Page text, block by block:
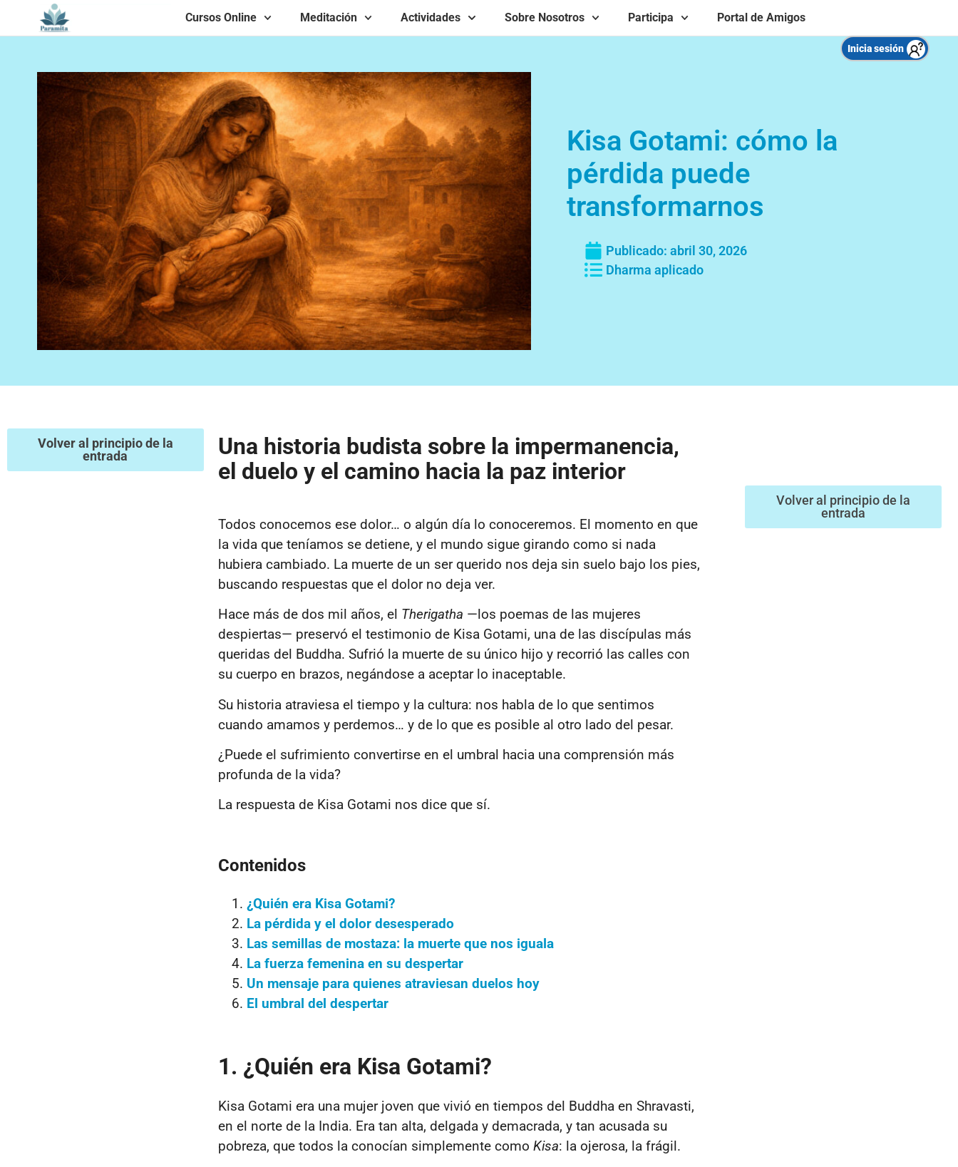
Inicia sesión
Cursos Online Meditación Actividades Sobre Nosotros Participa Portal de Amigos
Kisa Gotami: cómo la
pérdida puede
transformarnos
Publicado: abril 30, 2026
Dharma aplicado
Volver al principio de la
entrada
Una historia budista sobre la impermanencia,
el duelo y el camino hacia la paz interior
Todos conocemos ese dolor… o algún día lo conoceremos. El momento en que
la vida que teníamos se detiene, y el mundo sigue girando como si nada
hubiera cambiado. La muerte de un ser querido nos deja sin suelo bajo los pies,
buscando respuestas que el dolor no deja ver.
Hace más de dos mil años, el Therigatha —los poemas de las mujeres
despiertas— preservó el testimonio de Kisa Gotami, una de las discípulas más
queridas del Buddha. Sufrió la muerte de su único hijo y recorrió las calles con
su cuerpo en brazos, negándose a aceptar lo inaceptable.
Su historia atraviesa el tiempo y la cultura: nos habla de lo que sentimos
cuando amamos y perdemos… y de lo que es posible al otro lado del pesar.
¿Puede el sufrimiento convertirse en el umbral hacia una comprensión más
profunda de la vida?
La respuesta de Kisa Gotami nos dice que sí.
Contenidos
¿Quién era Kisa Gotami?
La pérdida y el dolor desesperado
Las semillas de mostaza: la muerte que nos iguala
La fuerza femenina en su despertar
Un mensaje para quienes atraviesan duelos hoy
El umbral del despertar
1. ¿Quién era Kisa Gotami?
Kisa Gotami era una mujer joven que vivió en tiempos del Buddha en Shravasti,
en el norte de la India. Era tan alta, delgada y demacrada, y tan acusada su
pobreza, que todos la conocían simplemente como Kisa: la ojerosa, la frágil.
Volver al principio de la
entrada